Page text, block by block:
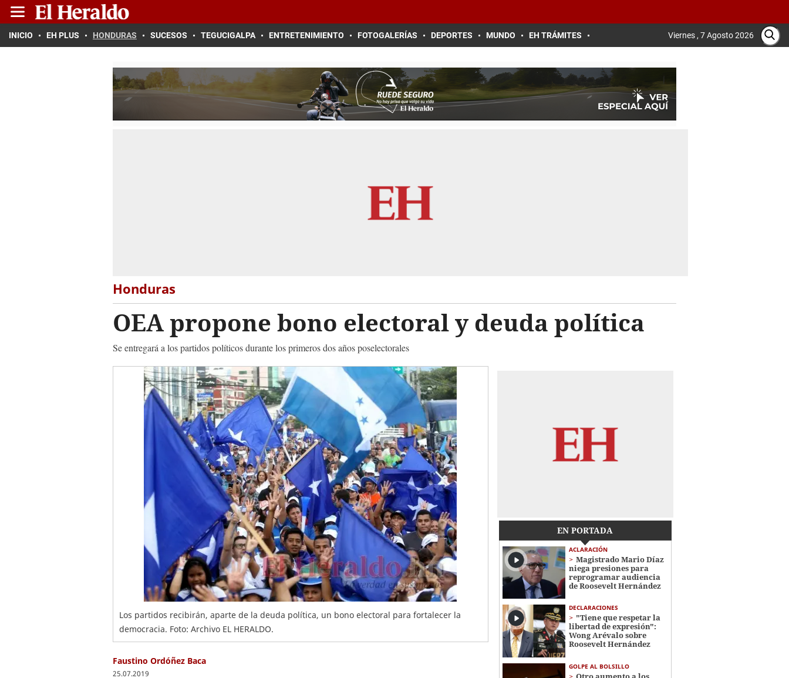
INICIO EH PLUS HONDURAS SUCESOS TEGUCIGALPA ENTRETENIMIENTO FOTOGALERÍAS DEPORTES MUNDO EH TRÁMITES Viernes , 7 Agosto 2026
Honduras
OEA propone bono electoral y deuda política
Se entregará a los partidos políticos durante los primeros dos años poselectorales
Los partidos recibirán, aparte de la deuda política, un bono electoral para fortalecer la
democracia. Foto: Archivo EL HERALDO.
Faustino Ordóñez Baca
25.07.2019
EN PORTADA
ACLARACIÓN
Magistrado Mario Díaz
niega presiones para
reprogramar audiencia
de Roosevelt Hernández
DECLARACIONES
"Tiene que respetar la
libertad de expresión":
Wong Arévalo sobre
Roosevelt Hernández
GOLPE AL BOLSILLO